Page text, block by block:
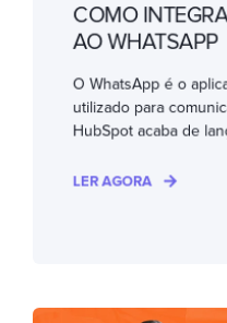
COMO
AO WHATSAPP
O WhatsApp é o
utilizado para
HubSpot acaba de
LER AGORA